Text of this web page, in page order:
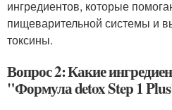
ингредиентов, которые
пищеварительной системы и
токсины.
Вопрос 2: Какие
"Формула detox Step 1